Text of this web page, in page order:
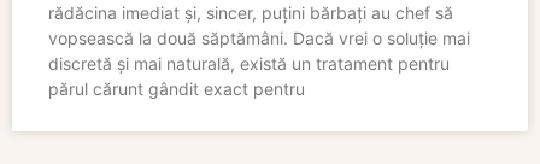
rădăcina imediat și, sincer, puțini bărbați au chef să
vopsească la două săptămâni. Dacă vrei o soluție mai
discretă și mai naturală, există un tratament pentru
părul cărunt gândit exact pentru